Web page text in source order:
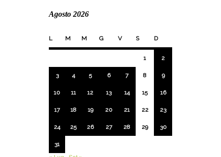
Agosto 2026
L M M G V S D
1 2
3 4 5 6 7 8 9
10 11 12 13 14 15 16
17 18 19 20 21 22 23
24 25 26 27 28 29 30
31